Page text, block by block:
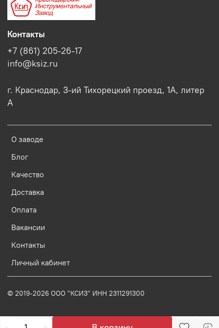
О заводе
Блог
Качество
Доставка
Оплата
Вакансии
Контакты
Личный кабинет
Контакты
+7 (861) 205-26-17
info@ksiz.ru
г. Краснодар, 3-ий Тихорецкий проезд, 1А, литер
А
© 2019-2026 ООО "КСИЗ" ИНН 2311291300